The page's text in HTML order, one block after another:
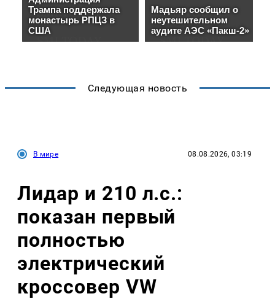
Следующая новость
В мире 08.08.2026, 03:19
Лидар и 210 л.с.:
показан первый
полностью
электрический
кроссовер VW